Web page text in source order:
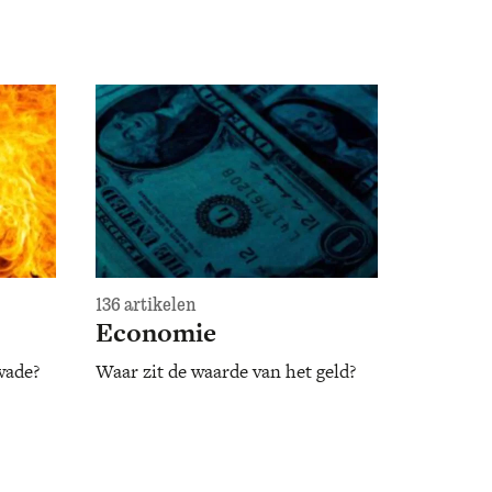
136 artikelen
Economie
Waar zit de waarde van het geld?